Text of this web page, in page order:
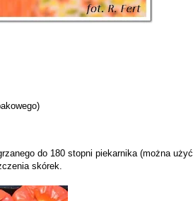
do 180 stopni piekarnika (można użyć
skórek.